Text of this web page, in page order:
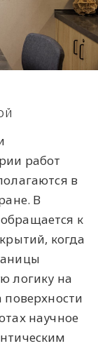
работ
в
В
обращается к
когда
логику на
научное